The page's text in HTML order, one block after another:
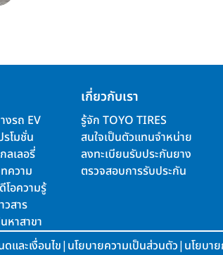
งรถ EV
รโมชั่น
ลเลอรี่
ความ
โอความรู้
วสาร
หาสาขา
เกี่ยวกับเรา
รู้จัก TOYO TIRES
สนใจเป็นตัวแทนจำหน่าย
ลงทะเบียนรับประกันยาง
ตรวจสอบการรับประกัน
และเงื่อนไข| นโยบายความเป็นส่วนตัว| นโยบา